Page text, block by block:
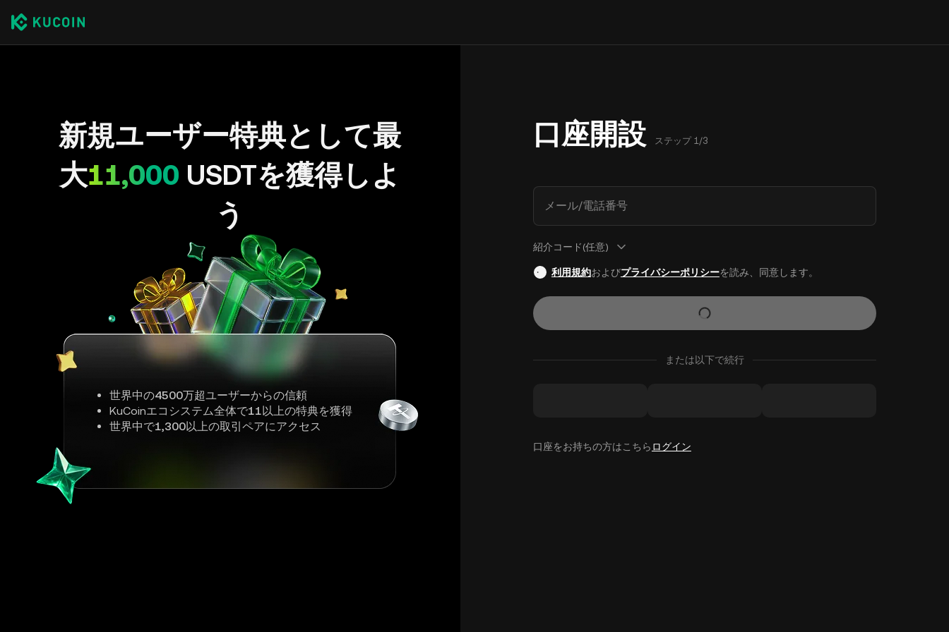
新規ユーザー特典として最
大11,000 USDTを獲得しよ
う
世界中の4500万超ユーザーからの信頼
KuCoinエコシステム全体で11以上の特典を獲得
世界中で1,300以上の取引ペアにアクセス
口座開設 ステップ 1/3
メール/電話番号
紹介コード(任意)
利用規約およびプライバシーポリシーを読み、同意します。
または以下で続行
口座をお持ちの方はこちら ログイン